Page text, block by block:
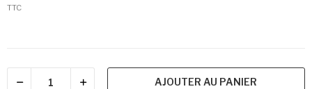
TTC
AJOUTER AU PANIER